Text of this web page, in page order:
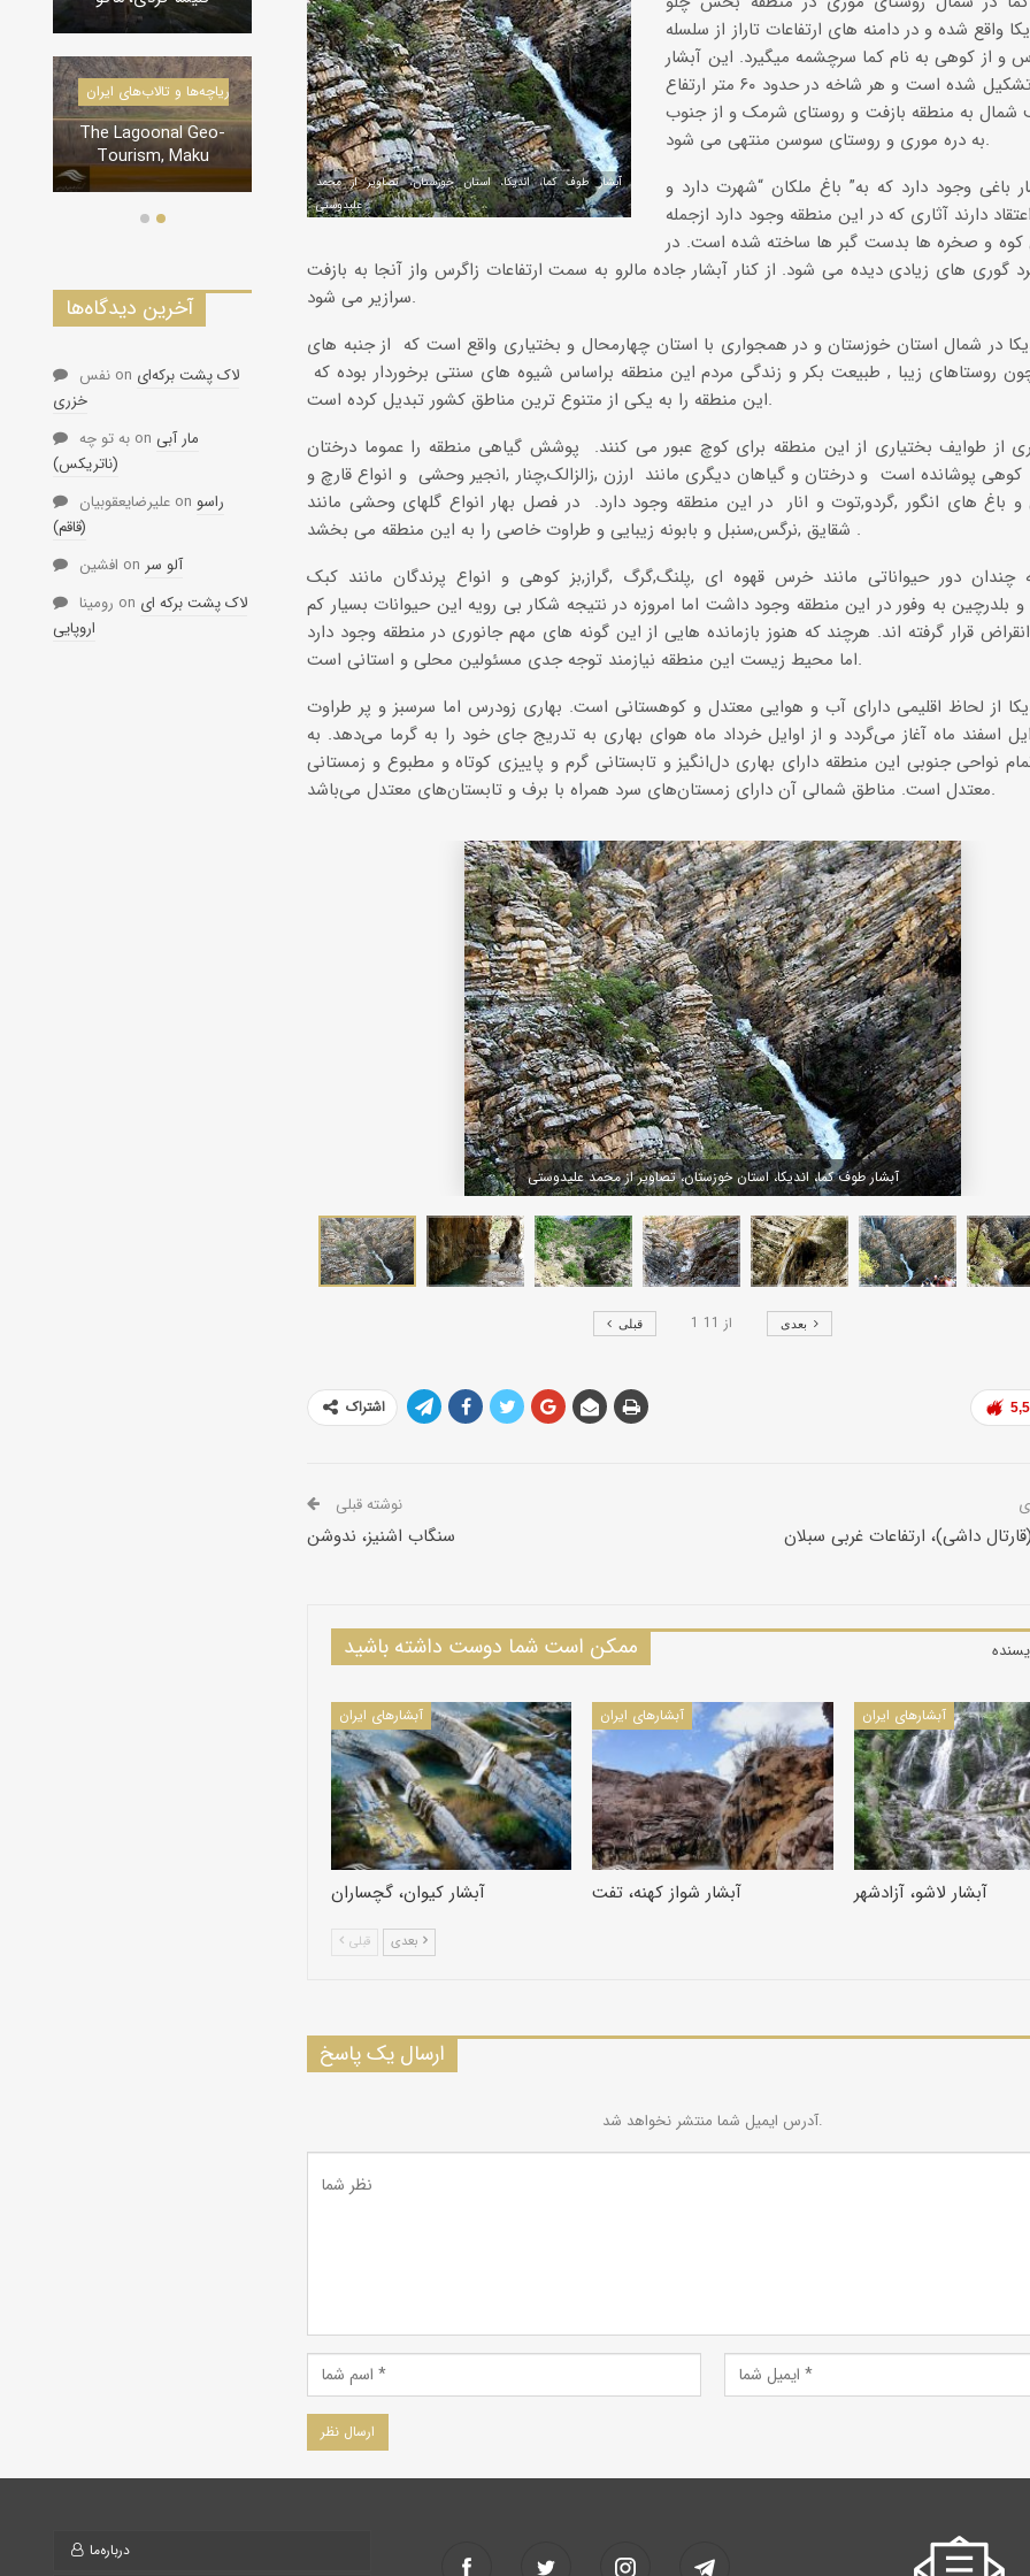
آبشار طوف کما، اندیکا، استان خوزستان، تصاویر از محمد
علیدوستی
واقع شده و در دامنه های ارتفاعات تاراز از سلسله
و از کوهی به نام کما سرچشمه میگیرد. این آبشار
از سه شاخه تشکیل شده است و هر شاخه در حدود ۶۰ متر ارتفاع
شمال به منطقه بازفت و روستای شرمک و از جنوب
به دره موری و روستای سوسن منتهی می شود.
باغی وجود دارد که به” باغ ملکان “شهرت دارد و
دارند آثاری که در این منطقه وجود دارد ازجمله
کوه و صخره ها بدست گبر ها ساخته شده است. در
گوری های زیادی دیده می شود. از کنار آبشار جاده مالرو به سمت ارتفاعات زاگرس واز آنجا به بازفت
سرازیر می شود.
در شمال استان خوزستان و در همجواری با استان چهارمحال و بختیاری واقع است که از جنبه های
روستاهای زیبا , طبیعت بکر و زندگی مردم این منطقه براساس شیوه های سنتی برخوردار بوده که
این منطقه را به یکی از متنوع ترین مناطق کشور تبدیل کرده است.
از طوایف بختیاری از این منطقه برای کوچ عبور می کنند. پوشش گیاهی منطقه را عموما درختان
کوهی پوشانده است و درختان و گیاهان دیگری مانند ارزن ,زالزالک,چنار ,انجیر وحشی و انواع قارچ و
های انگور ,گردو,توت و انار در این منطقه وجود دارد. در فصل بهار انواع گلهای وحشی مانند
شقایق ,نرگس,سنبل و بابونه زیبایی و طراوت خاصی را به این منطقه می بخشد .
چندان دور حیواناتی مانند خرس قهوه ای ,پلنگ,گرگ ,گراز,بز کوهی و انواع پرندگان مانند کبک
بلدرچین به وفور در این منطقه وجود داشت اما امروزه در نتیجه شکار بی رویه این حیوانات بسیار کم
قرار گرفته اند. هرچند که هنوز بازمانده هایی از این گونه های مهم جانوری در منطقه وجود دارد
اما محیط زیست این منطقه نیازمند توجه جدی مسئولین محلی و استانی است.
از لحاظ اقلیمی دارای آب و هوایی معتدل و کوهستانی است. بهاری زودرس اما سرسبز و پر طراوت
اسفند ماه آغاز می‌گردد و از اوایل خرداد ماه هوای بهاری به تدریج جای خود را به گرما می‌دهد. به
نواحی جنوبی این منطقه دارای بهاری دل‌انگیز و تابستانی گرم و پاییزی کوتاه و مطبوع و زمستانی
معتدل است. مناطق شمالی آن دارای زمستان‌های سرد همراه با برف و تابستان‌های معتدل می‌باشد.
آبشار طوف کما، اندیکا، استان خوزستان، تصاویر از محمد علیدوستی
قبلی 1 از 11
اشتراک
نوشته قبلی
سنگاب اشنیز، ندوشن داشی)، ارتفاعات غربی سبلان
ممکن است شما دوست داشته باشید
آبشارهای ایران
آبشار کیوان، گچساران
آبشارهای ایران
آبشار شواز کهنه، تفت
آبشارهای ایران
آبشار لاشو، آزادشهر
قبلی
ارسال یک پاسخ
آدرس ایمیل شما منتشر نخواهد شد.
درياچه‌‌ها و تالاب‌های ایران
The Lagoonal Geo-
Tourism, Maku
دره‌ها و تنگه‌های ایران
تنگه لی لی، دورود
آخرین دیدگاه‌ها
نفس on لاک پشت برکه‌ای
خزری
به تو چه on مار آبی
(ناتریکس)
علیرضایعقوبیان on راسو
(قاقم)
افشین on آلو سر
رومینا on لاک پشت برکه ای
اروپایی
درباره‌ما